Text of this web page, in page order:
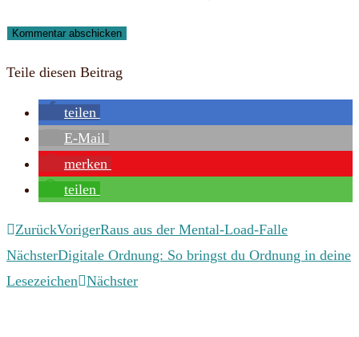
Kommentieren
zum
ein
ein
Teile diesen Beitrag
teilen
E-Mail
merken
teilen
ZurückVorigerRaus aus der Mental-Load-Falle
NächsterDigitale Ordnung: So bringst du Ordnung in deine
Lesezeichen Nächster